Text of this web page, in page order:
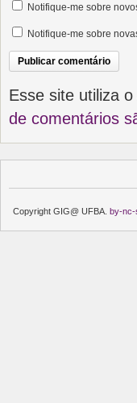
Notifique-me sobre
Notifique-me sobre
Esse site utiliza
de comentários
Copyright GIG@ UFBA. by-nc-